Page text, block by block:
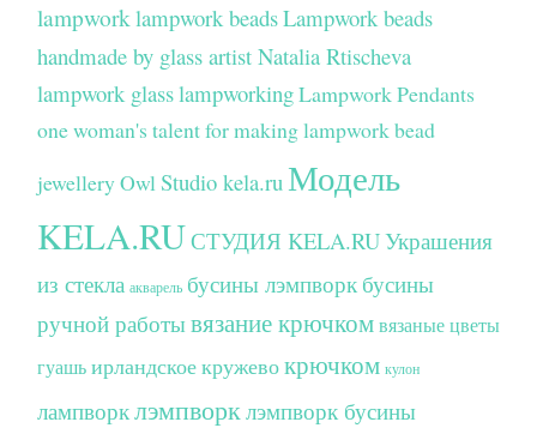
lampwork lampwork beadsLampwork beads
handmade by glass artist Natalia Rtischeva
lampwork glasslampworkingLampwork Pendants
one woman's talent for making lampwork bead
jewelleryOwlStudio kela.ru Модель
KELA.RUСТУДИЯ KELA.RUУкрашения
из стекла акварель бусины лэмпворк бусины
ручной работывязание крючкомвязаные цветы
гуашьирландское кружевокрючком кулон
лампворклэмпворк лэмпворк бусины